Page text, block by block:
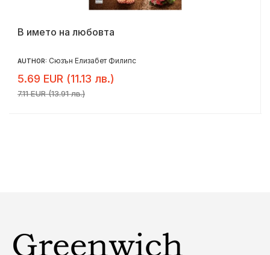
В името на любовта
AUTHOR: Сюзън Елизабет Филипс
5.69 EUR (11.13 лв.)
7.11 EUR (13.91 лв.)